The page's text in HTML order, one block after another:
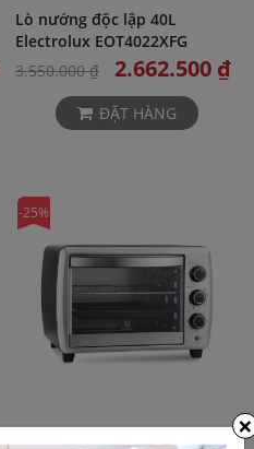
Lò nướng độc lập 40L
Electrolux EOT4022XFG
3.550.000 ₫
2.662.500 ₫
ĐẶT HÀNG
-25%
×